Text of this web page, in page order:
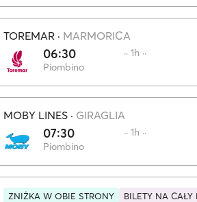
TOREMAR · MARMORICA
06:30
Piombino
·· 1h ··
MOBY LINES · GIRAGLIA
07:30
Piombino
·· 1h ··
ZNIŻKA W OBIE STRONY BILETY NA CAŁY